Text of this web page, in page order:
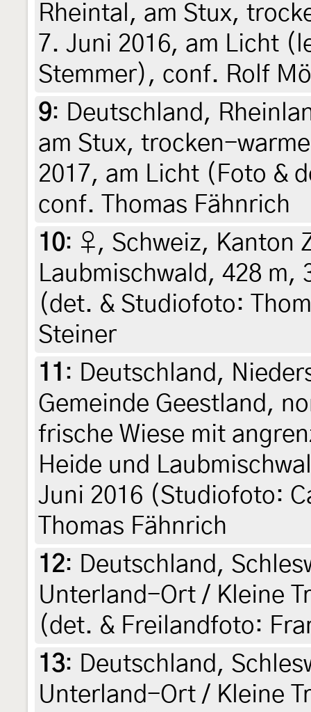
Rheintal, am Stux,
7. Juni 2016, am Licht
Stemmer), conf. Rolf
9: Deutschland,
am Stux, trocken-
2017, am Licht (Foto &
conf. Thomas Fähnrich
10: ♀, Schweiz, Kanton
Laubmischwald, 428 m,
(det. & Studiofoto:
Steiner
11 : Deutschland,
Gemeinde Geestland,
frische Wiese mit
Heide und
Juni 2016 (Studiofoto:
Thomas Fähnrich
12: Deutschland,
Unterland-Ort / Kleine
(det. & Freilandfoto:
13: Deutschland,
Unterland-Ort / Kleine